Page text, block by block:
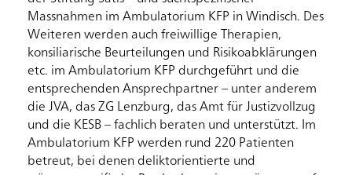
Massnahmen im Ambulatorium KFP in Windisch. Des
Weiteren werden auch freiwillige Therapien,
konsiliarische Beurteilungen und Risikoabklärungen
etc. im Ambulatorium KFP durchgeführt und die
entsprechenden Ansprechpartner – unter anderem
die JVA, das ZG Lenzburg, das Amt für Justizvollzug
und die KESB – fachlich beraten und unterstützt. Im
Ambulatorium KFP werden rund 220 Patienten
betreut, bei denen deliktorientierte und